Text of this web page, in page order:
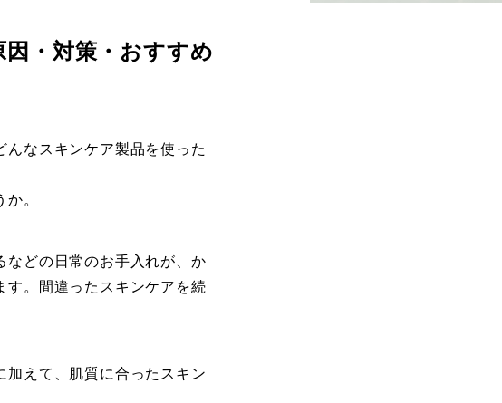
・対策・おすすめ
んなスキンケア製品を使った
。
などの日常のお手入れが、か
す。間違ったスキンケアを続
加えて、肌質に合ったスキン